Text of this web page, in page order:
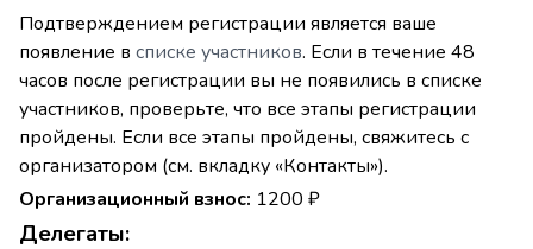
Подтверждением регистрации является ваше
появление в списке участников. Если в течение 48
часов после регистрации вы не появились в списке
участников, проверьте, что все этапы регистрации
пройдены. Если все этапы пройдены, свяжитесь с
организатором (см. вкладку «Контакты»).
Организационный взнос: 1200 ₽
Делегаты: